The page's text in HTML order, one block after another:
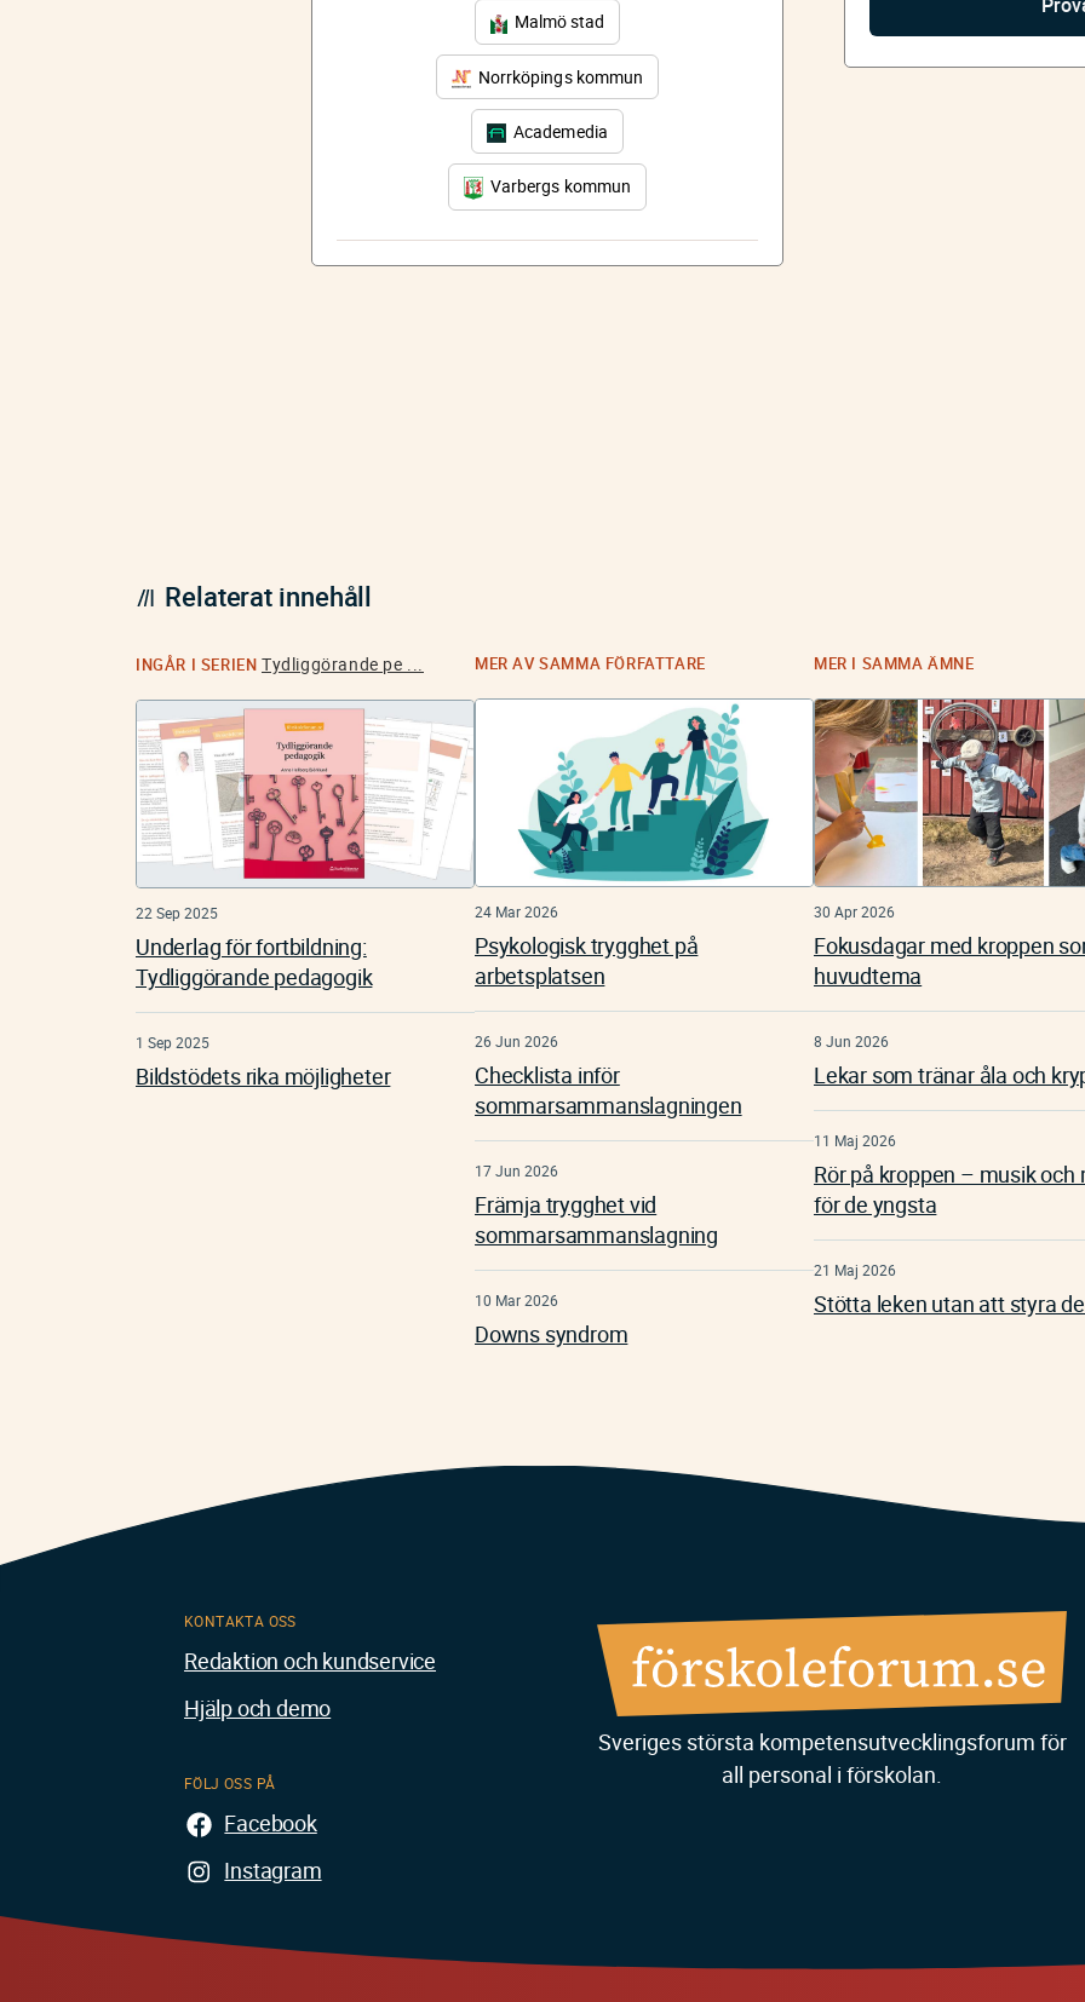
Malmö stad
Norrköpings kommun
Academedia
Varbergs kommun
Relaterat innehåll
INGÅR I SERIEN Tydliggörande pe ...
22 Sep 2025
Underlag för fortbildning:
Tydliggörande pedagogik
1 Sep 2025
Bildstödets rika möjligheter
MER AV SAMMA FÖRFATTARE
24 Mar 2026
Psykologisk trygghet på
arbetsplatsen
26 Jun 2026
Checklista inför
sommarsammanslagningen
17 Jun 2026
Främja trygghet vid
sommarsammanslagning
10 Mar 2026
Downs syndrom
MER I SAMMA ÄMNE
30 Apr 2026
Fokusdagar med kroppen
huvudtema
8 Jun 2026
Lekar som tränar åla och
11 Maj 2026
Rör på kroppen – musik och
för de yngsta
21 Maj 2026
Stötta leken utan att styra
Sveriges största kompetensutvecklingsforum för
all personal i förskolan.
KONTAKTA OSS
Redaktion och kundservice
Hjälp och demo
FÖLJ OSS PÅ
Facebook
Instagram